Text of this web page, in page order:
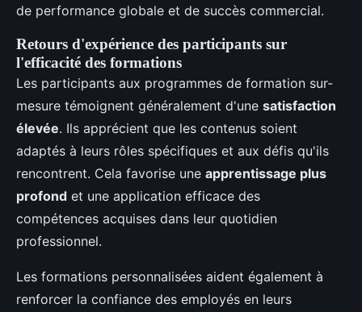
de performance globale et de succès commercial.
Retours d'expérience des participants sur
l'efficacité des formations
Les participants aux programmes de formation sur-
mesure témoignent généralement d'une satisfaction
élevée. Ils apprécient que les contenus soient
adaptés à leurs rôles spécifiques et aux défis qu'ils
rencontrent. Cela favorise une apprentissage plus
profond et une application efficace des
compétences acquises dans leur quotidien
professionnel.
Les formations personnalisées aident également à
renforcer la confiance des employés en leurs